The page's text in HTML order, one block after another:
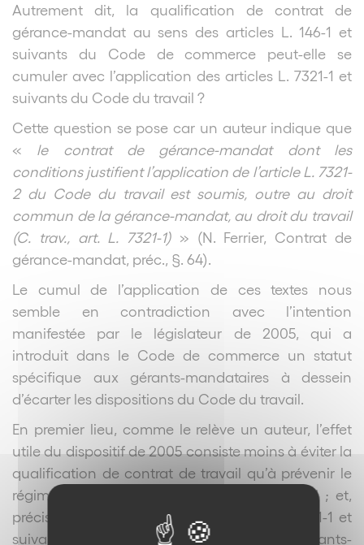
Autrement dit, la qualification de contrat de
gérance-mandat au sens des articles L. 146-1 et
suivants du Code de commerce peut-elle se
cumuler avec l’application des articles L. 7321-1 et
suivants du Code du travail ?
Cette question se pose car un auteur indique que
« le contrat de gérance-mandat dont les
conditions justifient l’application de l’article L. 7321-
2 du Code du travail est soumis, outre au droit
commun de la gérance-mandat, au droit du travail
(C. trav., art. L. 7321-1) » (N. Ferrier, Contrat de
gérance-mandat, préc., §. 64).
Le cumul de l’application de ces textes nous
semble en contradiction avec l’intention
manifestée par le législateur de 2005, qui a
introduit dans le Code de commerce un statut
spécifique aux gérants-mandataires à dessein
d’écarter les dispositions du Code du travail.
En premier lieu, comme le relève un auteur, l’effet
utile du dispositif de 2005 consiste moins à éviter la
qualification de contrat de travail qu’à prévenir le
régime juridique résultant du droit du travail ; et,
précisément, l’application des articles L. 7321-1 et
suivants du Code du travail aux gérants-